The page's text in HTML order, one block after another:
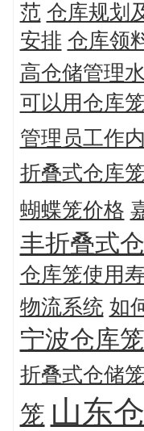
范 仓库规划
安排 仓库领
高仓储管理
可以用仓库
管理员工作
折叠式仓库笼
蝴蝶笼价格
丰折叠式
仓库笼使用
物流系统 如
宁波仓库笼
折叠式仓储笼
笼 山东